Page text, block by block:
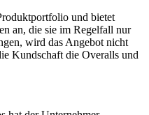
und bietet
an, die sie im Regelfall nur
wird das Angebot nicht
Kundschaft die Overalls und